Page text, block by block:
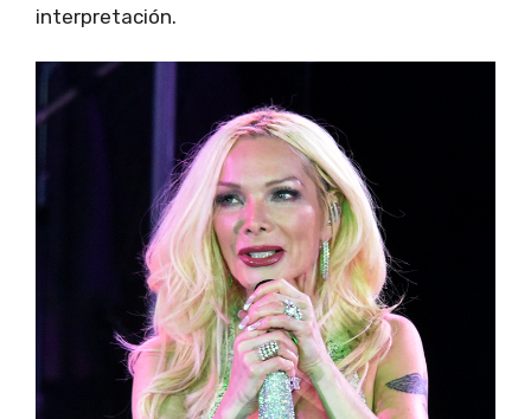
interpretación.